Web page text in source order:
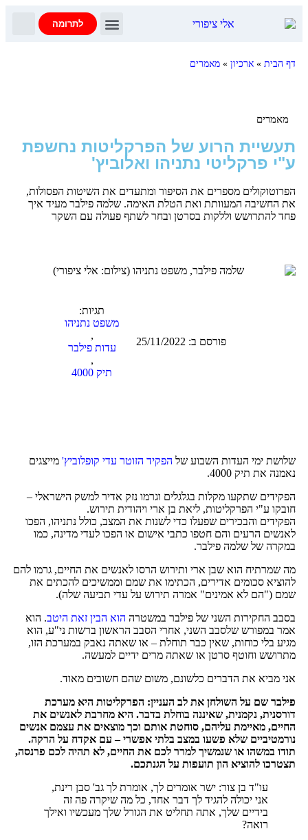
לתרומה
דף הבית » ארכיון » מאמרים
מאמרים
תעשיית הרוע של הפרקליטות נחשפת
ע"י פרקליטי נתניהו ואלוביץ'
הפרוטוקולים מספרים את הסיפור ומתעדים את השיטות הפסולות,
את החשיבה המעוותת ואת הטלת האימה. שלמה פילבר מעיד איך
פחד להתרושש וללקות בסרטן ובחר לשתף פעולה עם השקר
פורסם ב: 25/11/2022
תגיות:
משפט נתניהו
,
עדות פילבר
,
תיק 4000
שלושת ימי העדות השבוע של הפקיד הזוטר עדי קופלוביץ' מייצגים
נאמנה את תיק 4000.
הפקידים שתקעו מקלות בגלגלים וגרמו נזק אדיר למשק הישראלי –
חובקו ע"י הפרקליטות, ליאת בן ארי ויהודית תירוש.
הפקידים והבכירים שפעלו כדי לשנות את המצב, כולל נתניהו, הפכו
לאנשים הרעים והם חטפו כתבי אישום או הפכו לעדי מדינה, כמו
במקרה של שלמה פילבר.
מה שמרתיח הוא שבן ארי ותירוש הרסו לאנשים את החיים, גרמו להם
להוציא סכומים אדירים, הכתימו את שמם וממשיכים להכתים את
שמם ("הם לא אמינים" אמרה תירוש על עדי תביעה שלה).
בסבב החקירות השני של פילבר במשטרה הוא הבין זאת היטב. הוא
אמר במפורש שלסבב השני, אחרי הסבב הראשון ברשות ני"ע, הוא
מגיע בלי כוחות, שאין כבר תוחלת – או שאתה נאבק במערכת הזו,
מתרושש וחוטף סרטן או שאתה מרים ידיים למעשה.
אני מביא את הדברים כלשונם, משום שהם חשובים מאוד.
פילבר שם על השולחן את לב העניין: הפרקליטות היא מערכת
דורסנית, נקמנית, שאיננה בוחלת בדבר. היא מחרבת לאנשים את
החיים, מאיימת עליהם, סוחטת אותם וכך מוצאים את עצמם אנשים
נורמטיביים שלא פשעו במצב בלתי אפשרי – עם אקדח על הרקה.
תודו במשהו או שנמשיך למרר לכם את החיים, לא תהיה לכם פרנסה,
תצטרכו להוציא הון תועפות על הגנתכם.
עו"ד בן צור: ישר אומרים לך, אומרת לך גב' סבן רינת,
אני יכולה להגיד לך דבר אחד, כל מה שיקרה פה זה
בידיים שלך, אתה תחליט את הגורל שלך מעכשיו ואילך
רואה?